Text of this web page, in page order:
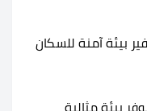
بيئة آمنة للسكان
بيئة مثالية